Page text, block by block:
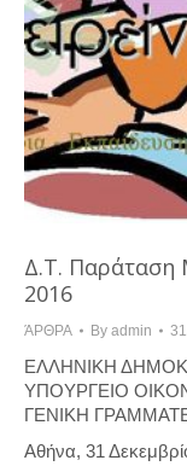
Δ.Τ. Παράταση
2016
ΆΡΘΡΑ By admin
ΕΛΛΗΝΙΚΗ
ΥΠΟΥΡΓΕΙΟ
ΓΕΝΙΚΗ
Αθήνα, 31